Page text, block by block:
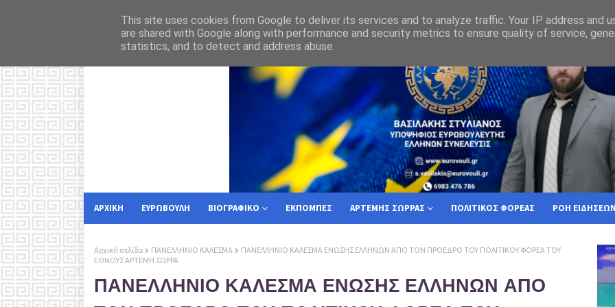
ΕΘΝΙΚΗ ΑΣΦΑΛΕΙΑ Υπουργική απόφαση του 2006 αποκαλύπτει την μακροχρόνια Οθωμανόλαγνεία
ΑΡΧΙΚΗ ΕΥΡΩΒΟΥΛΗ ΒΙΟΓΡΑΦΙΚΟ ΕΚΠΟΜΠΕΣ ΑΡΤΕΜΗΣ ΣΩΡΡΑΣ ΠΟΛΙΤΙΚΟΣ ΦΟΡΕΑΣ ΡΟΗ ΕΙΔΗΣΕΩΝ
Αρχική σελίδα ΠΑΝΕΛΛΗΝΙΟ ΚΑΛΕΣΜΑ
ΠΑΝΕΛΛΗΝΙΟ ΚΑΛΕΣΜΑ ΕΝΩΣΗΣ ΕΛΛΗΝΩΝ ΑΠΟ ΤΟΝ ΠΡΟΕΔΡΟ ΤΟΥ ΠΟΛΙΤΙΚΟΥ ΦΟΡΕΑ ΤΟΥ
ΕΘΝΟΥΣ ΑΡΤΕΜΗ ΣΩΡΡΑ
ΠΑΝΕΛΛΗΝΙΟ ΚΑΛΕΣΜΑ ΕΝΩΣΗΣ ΕΛΛΗΝΩΝ ΑΠΟ
This site uses cookies from Google to deliver its services and to analyze traffic. Your IP address and
are shared with Google along with performance and security metrics to ensure quality of service,
statistics, and to detect and address abuse.